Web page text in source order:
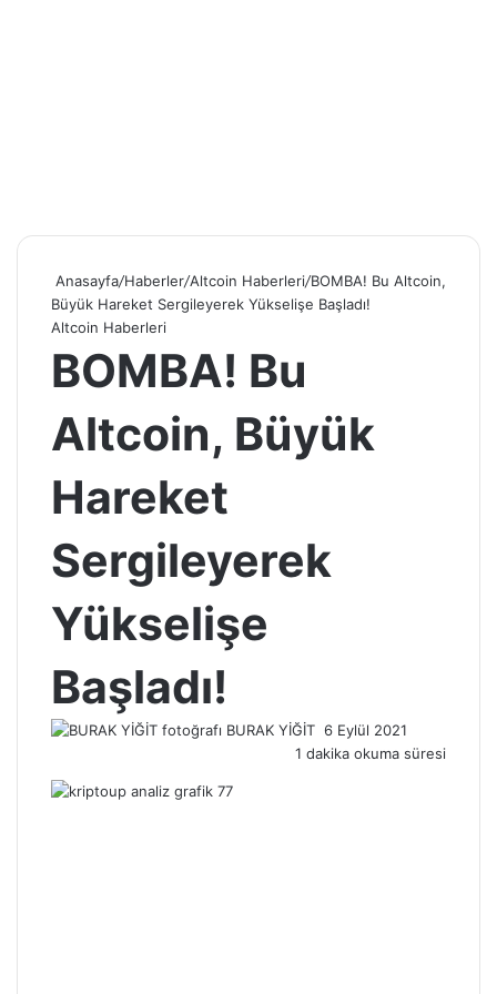
Anasayfa/Haberler/Altcoin Haberleri/BOMBA! Bu Altcoin,
Büyük Hareket Sergileyerek Yükselişe Başladı!
Altcoin Haberleri
BOMBA! Bu
Altcoin, Büyük
Hareket
Sergileyerek
Yükselişe
Başladı!
BURAK YİĞİT Bir
e-
6 Eylül 2021
1 dakika okuma süresi